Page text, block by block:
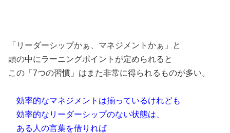
「リーダーシップかぁ、マネジメントかぁ」と
頭の中にラーニングポイントが定められると
この「7つの習慣」はまた非常に得られるものが多い。
効率的なマネジメントは揃っているけれども
効率的なリーダーシップのない状態は、
ある人の言葉を借りれば